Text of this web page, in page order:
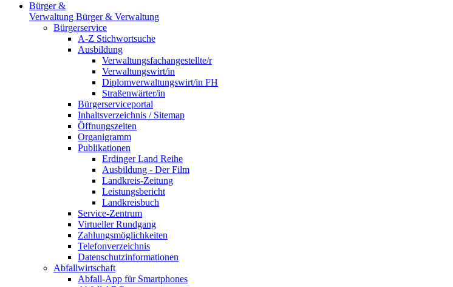
Bürger &
Verwaltung Bürger & Verwaltung
Bürgerservice
A-Z Stichwortsuche
Ausbildung
Verwaltungsfachangestellte/r
Verwaltungswirt/in
Diplomverwaltungswirt/in FH
Straßenwärter/in
Bürgerserviceportal
Inhaltsverzeichnis / Sitemap
Öffnungszeiten
Organigramm
Publikationen
Erdinger Land Reihe
Ausbildung - Der Film
Landkreis-Zeitung
Leistungsbericht
Landkreisbuch
Service-Zentrum
Virtueller Rundgang
Zahlungsmöglichkeiten
Telefonverzeichnis
Datenschutzinformationen
Abfallwirtschaft
Abfall-App für Smartphones